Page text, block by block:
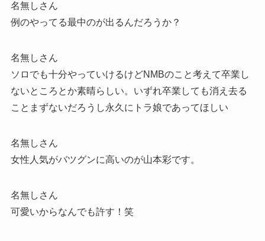
名無しさん
例のやってる最中のが出るんだろうか？
名無しさん
ソロでも十分やっていけるけどNMBのこと考えて卒業し
ないところとか素晴らしい。いずれ卒業しても消え去る
ことまずないだろうし永久にトラ娘であってほしい
名無しさん
女性人気がバツグンに高いのが山本彩です。
名無しさん
可愛いからなんでも許す！笑